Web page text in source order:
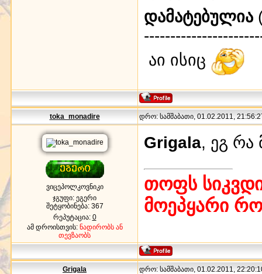
დამატებულია
აი ისიც
toka_monadire დრო: სამშაბათი, 01.02.2011,
ვიცეპოლკოვნიკი
ჯგუფი: ეგერი
შეტყობინება: 367
რეპუტაცია: 0
ამ დროისთვის: ნადირობს ან
თევზაობს
Grigala, ეგ
თოფს
მოეპყარი
Grigala დრო: სამშაბათი, 01.02.2011,